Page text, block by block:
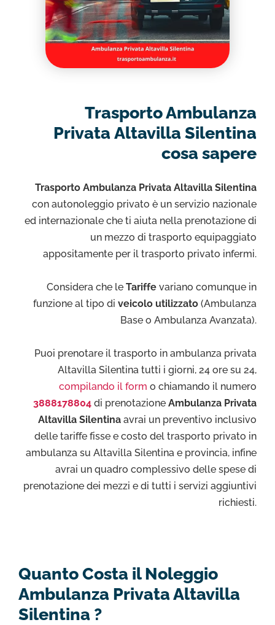
Trasporto Ambulanza
Privata Altavilla Silentina
cosa sapere
Trasporto Ambulanza Privata Altavilla Silentina
con autonoleggio privato è un servizio nazionale
ed internazionale che ti aiuta nella prenotazione di
un mezzo di trasporto equipaggiato
appositamente per il trasporto privato infermi.
Considera che le Tariffe variano comunque in
funzione al tipo di veicolo utilizzato (Ambulanza
Base o Ambulanza Avanzata).
Puoi prenotare il trasporto in ambulanza privata
Altavilla Silentina tutti i giorni, 24 ore su 24,
compilando il form o chiamando il numero
3888178804 di prenotazione Ambulanza Privata
Altavilla Silentina avrai un preventivo inclusivo
delle tariffe fisse e costo del trasporto privato in
ambulanza su Altavilla Silentina e provincia, infine
avrai un quadro complessivo delle spese di
prenotazione dei mezzi e di tutti i servizi aggiuntivi
richiesti.
Quanto Costa il Noleggio
Ambulanza Privata Altavilla
Silentina ?